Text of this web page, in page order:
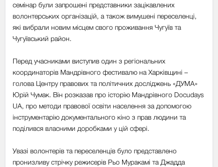
семінар були запрошені представники зацікавлених
волонтерських організацій, а також вимушені переселенці,
які вибрали новим місцем свого проживання Чугуїв та
Чугуївський район.
Перед учасниками виступив один з регіональних
координаторів Мандрівного фестивалю на Харківщині –
голова Центру правових та політичних досліджень «ДУМА»
Юрій Чумак. Він розказав про історію Мандрівного Docudays
UA, про методи правової освіти населення за допомогою
інструментарію документального кіно з прав людини та
поділився власними доробками у цій сфері.
Увазі волонтерів та переселенців було представлено
пронизливу стрічку режисерів Рьо Муракамі та Джадда